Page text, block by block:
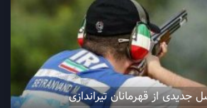
جدیدی از قهرمانان تیراندازی